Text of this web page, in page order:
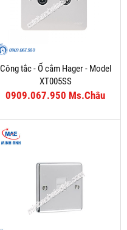
Công tắc - Ổ cắm Hager - Model
XT005SS
0909.067.950 Ms.Châu